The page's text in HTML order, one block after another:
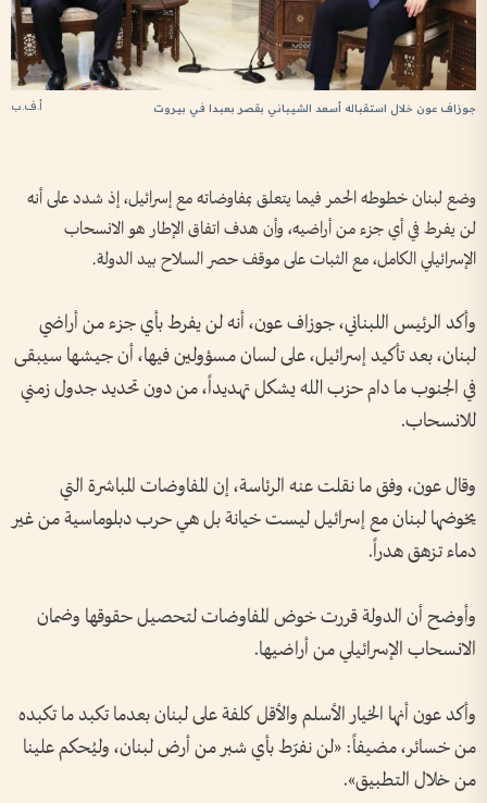
أ.ف.ب جوزاف عون خلال استقباله أسعد الشيباني بقصر بعبدا في بيروت
وضع لبنان خطوطه الحمر فيما يتعلق بمفاوضاته مع إسرائيل، إذ شدد على أنه
لن يفرط في أي جزء من أراضيه، وأن هدف اتفاق الإطار هو الانسحاب
الإسرائيلي الكامل، مع الثبات على موقف حصر السلاح بيد الدولة.
وأكد الرئيس اللبناني، جوزاف عون، أنه لن يفرط بأي جزء من أراضي
لبنان، بعد تأكيد إسرائيل، على لسان مسؤولين فيها، أن جيشها سيبقى
في الجنوب ما دام حزب الله يشكل تهديداً، من دون تحديد جدول زمني
للانسحاب.
وقال عون، وفق ما نقلت عنه الرئاسة، إن المفاوضات المباشرة التي
يخوضها لبنان مع إسرائيل ليست خيانة بل هي حرب دبلوماسية من غير
دماء تزهق هدراً.
وأوضح أن الدولة قررت خوض المفاوضات لتحصيل حقوقها وضمان
الانسحاب الإسرائيلي من أراضيها.
وأكد عون أنها الخيار الأسلم والأقل كلفة على لبنان بعدما تكبد ما تكبده
من خسائر، مضيفاً: «لن نفرّط بأي شبر من أرض لبنان، وليُحكم علينا
من خلال التطبيق».